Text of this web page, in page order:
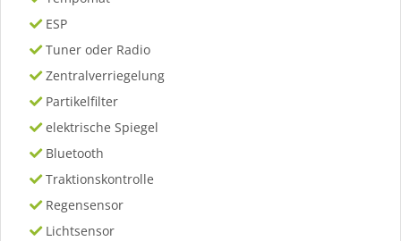
ESP
Tuner oder Radio
Zentralverriegelung
Partikelfilter
elektrische Spiegel
Bluetooth
Traktionskontrolle
Regensensor
Lichtsensor